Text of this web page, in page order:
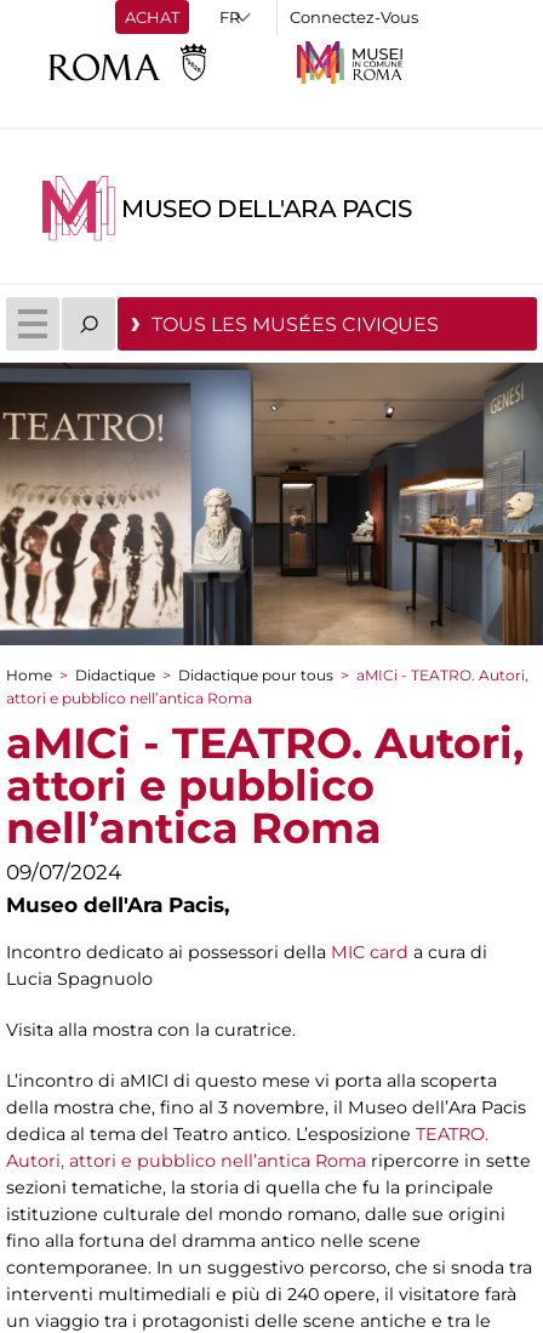
ACHAT Connectez-Vous
MUSEO DELL'ARA PACIS
TOUS LES MUSÉES CIVIQUES
You are here
Home > Didactique > Didactique pour tous > aMICi - TEATRO. Autori,
attori e pubblico nell’antica Roma
aMICi - TEATRO. Autori,
attori e pubblico
nell’antica Roma
09/07/2024
Museo dell'Ara Pacis,
Incontro dedicato ai possessori della MIC card a cura di
Lucia Spagnuolo
Visita alla mostra con la curatrice.
L’incontro di aMICI di questo mese vi porta alla scoperta
della mostra che, fino al 3 novembre, il Museo dell’Ara Pacis
dedica al tema del Teatro antico. L’esposizione TEATRO.
Autori, attori e pubblico nell’antica Roma ripercorre in sette
sezioni tematiche, la storia di quella che fu la principale
istituzione culturale del mondo romano, dalle sue origini
fino alla fortuna del dramma antico nelle scene
contemporanee. In un suggestivo percorso, che si snoda tra
interventi multimediali e più di 240 opere, il visitatore farà
un viaggio tra i protagonisti delle scene antiche e tra le